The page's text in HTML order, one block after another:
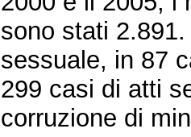
sono stati
sessuale, in 87
299 casi di atti
corruzione di